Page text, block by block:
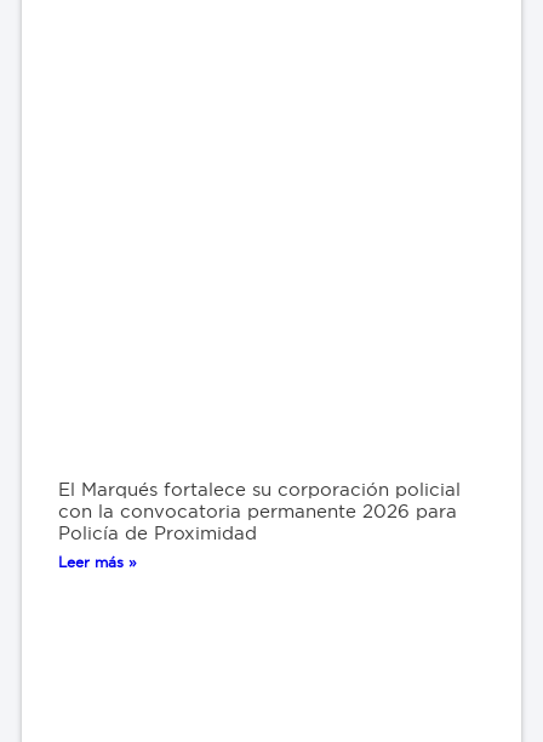
El Marqués fortalece su corporación policial
con la convocatoria permanente 2026 para
Policía de Proximidad
Leer más »